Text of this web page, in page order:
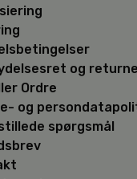
og
Ordre
og
spørgsmål